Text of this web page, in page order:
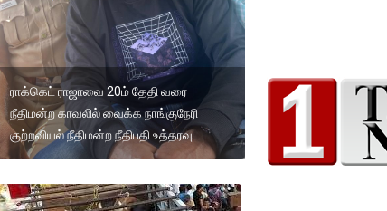
ராக்கெட் ராஜாவை 20ம் தேதி வரை
நீதிமன்ற காவலில் வைக்க நாங்குநேரி
குற்றவியல் நீதிமன்ற நீதிபதி உத்தரவு